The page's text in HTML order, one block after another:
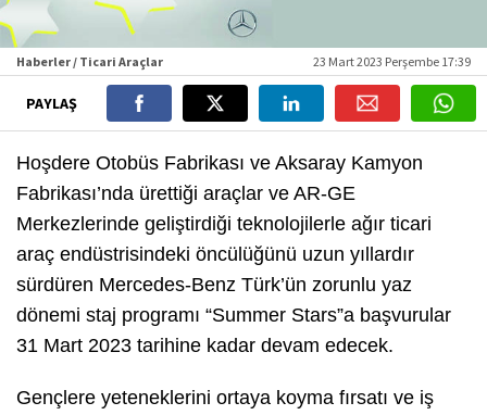
Haberler / Ticari Araçlar 23 Mart 2023 Perşembe 17:39
PAYLAŞ
Hoşdere Otobüs Fabrikası ve Aksaray Kamyon
Fabrikası’nda ürettiği araçlar ve AR-GE
Merkezlerinde geliştirdiği teknolojilerle ağır ticari
araç endüstrisindeki öncülüğünü uzun yıllardır
sürdüren Mercedes-Benz Türk’ün zorunlu yaz
dönemi staj programı “Summer Stars”a başvurular
31 Mart 2023 tarihine kadar devam edecek.
Gençlere yeteneklerini ortaya koyma fırsatı ve iş